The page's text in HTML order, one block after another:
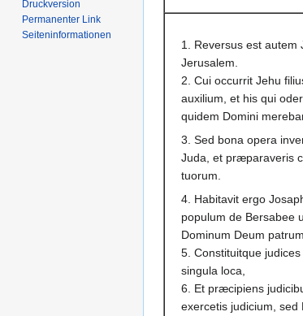
1. Reversus est autem
Jerusalem.
2. Cui occurrit Jehu
auxilium, et his qui
quidem Domini
3. Sed bona opera
Juda, et præparaveris
tuorum.
4. Habitavit ergo
populum de Bersabee
Dominum Deum
5. Constituitque
singula loca,
6. Et præcipiens
exercetis judicium, sed
Druckversion
Permanenter Link
Seiten­­informationen